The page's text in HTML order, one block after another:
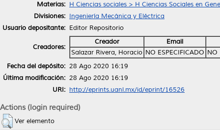
Materias: H Ciencias sociales > H Ciencias Sociales en
Divisiones: Ingeniería Mecánica y Eléctrica
Usuario depositante: Editor Repositorio
Creadores:
Creador
Email
Salazar Rivera, Horacio NO ESPECIFICADO NO
Fecha del depósito: 28 Ago 2020 16:19
Última modificación: 28 Ago 2020 16:19
URI: http://eprints.uanl.mx/id/eprint/16526
Actions (login required)
Ver elemento